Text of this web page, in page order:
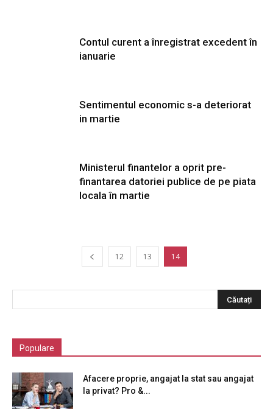
Contul curent a înregistrat excedent în
ianuarie
Sentimentul economic s-a deteriorat
in martie
Ministerul finantelor a oprit pre-
finantarea datoriei publice de pe piata
locala în martie
12 13 14
Populare
Afacere proprie, angajat la stat sau angajat
la privat? Pro &...